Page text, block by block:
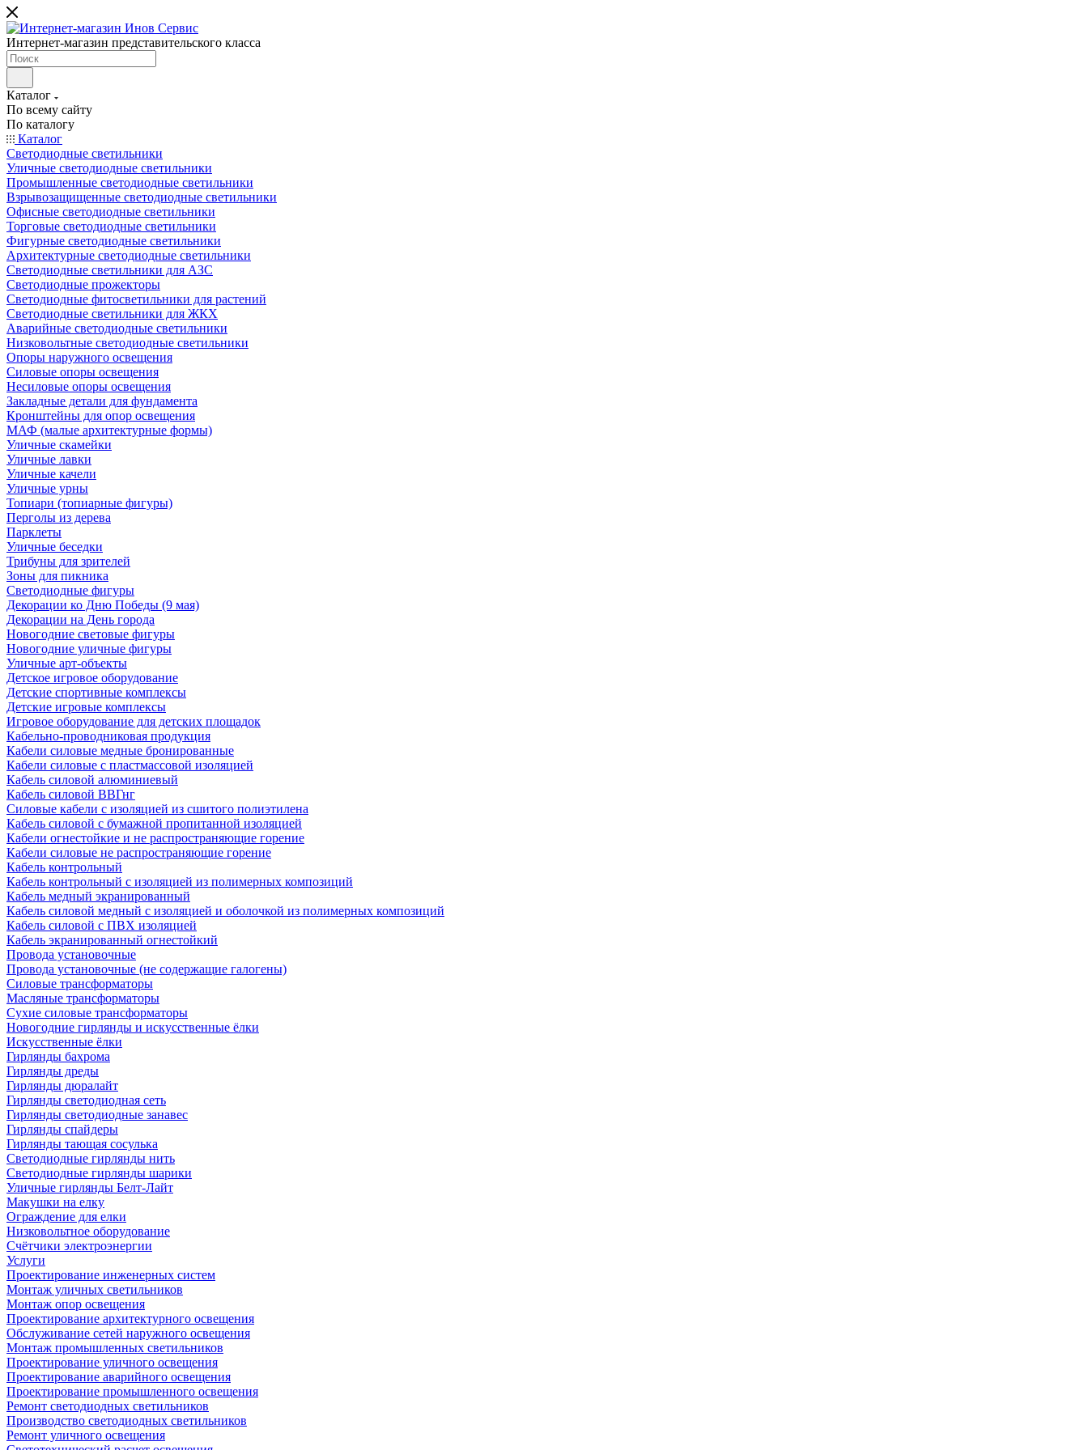
Интернет-магазин представительского класса
Каталог
По всему сайту
По каталогу
Каталог
Светодиодные светильники
Уличные светодиодные светильники
Промышленные светодиодные светильники
Взрывозащищенные светодиодные светильники
Офисные светодиодные светильники
Торговые светодиодные светильники
Фигурные светодиодные светильники
Архитектурные светодиодные светильники
Светодиодные светильники для АЗС
Светодиодные прожекторы
Светодиодные фитосветильники для растений
Светодиодные светильники для ЖКХ
Аварийные светодиодные светильники
Низковольтные светодиодные светильники
Опоры наружного освещения
Силовые опоры освещения
Несиловые опоры освещения
Закладные детали для фундамента
Кронштейны для опор освещения
МАФ (малые архитектурные формы)
Уличные скамейки
Уличные лавки
Уличные качели
Уличные урны
Топиари (топиарные фигуры)
Перголы из дерева
Парклеты
Уличные беседки
Трибуны для зрителей
Зоны для пикника
Светодиодные фигуры
Декорации ко Дню Победы (9 мая)
Декорации на День города
Новогодние световые фигуры
Новогодние уличные фигуры
Уличные арт-объекты
Детское игровое оборудование
Детские спортивные комплексы
Детские игровые комплексы
Игровое оборудование для детских площадок
Кабельно-проводниковая продукция
Кабели силовые медные бронированные
Кабели силовые с пластмассовой изоляцией
Кабель силовой алюминиевый
Кабель силовой ВВГнг
Силовые кабели с изоляцией из сшитого полиэтилена
Кабель силовой с бумажной пропитанной изоляцией
Кабели огнестойкие и не распространяющие горение
Кабели силовые не распространяющие горение
Кабель контрольный
Кабель контрольный с изоляцией из полимерных композиций
Кабель медный экранированный
Кабель силовой медный с изоляцией и оболочкой из полимерных композиций
Кабель силовой с ПВХ изоляцией
Кабель экранированный огнестойкий
Провода установочные
Провода установочные (не содержащие галогены)
Силовые трансформаторы
Масляные трансформаторы
Сухие силовые трансформаторы
Новогодние гирлянды и искусственные ёлки
Искусственные ёлки
Гирлянды бахрома
Гирлянды дреды
Гирлянды дюралайт
Гирлянды светодиодная сеть
Гирлянды светодиодные занавес
Гирлянды спайдеры
Гирлянды тающая сосулька
Светодиодные гирлянды нить
Светодиодные гирлянды шарики
Уличные гирлянды Белт-Лайт
Макушки на елку
Ограждение для елки
Низковольтное оборудование
Счётчики электроэнергии
Услуги
Проектирование инженерных систем
Монтаж уличных светильников
Монтаж опор освещения
Проектирование архитектурного освещения
Обслуживание сетей наружного освещения
Монтаж промышленных светильников
Проектирование уличного освещения
Проектирование аварийного освещения
Проектирование промышленного освещения
Ремонт светодиодных светильников
Производство светодиодных светильников
Ремонт уличного освещения